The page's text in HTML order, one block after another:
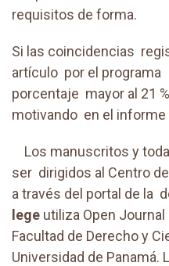
requisitos de forma.
Si las coincidencias
artículo por el
porcentaje mayor al 21
motivando en el informe
Los manuscritos y
ser dirigidos al Centro
a través del portal de la
lege utiliza Open
Facultad de Derecho y
Universidad de Panamá.